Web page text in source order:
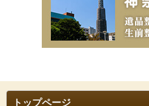
トップページ